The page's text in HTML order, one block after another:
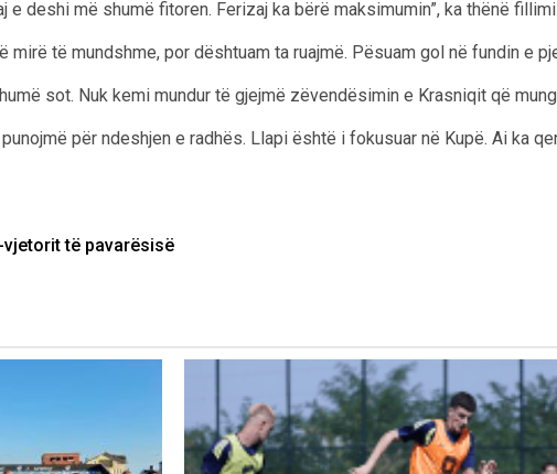
e deshi më shumë fitoren. Ferizaj ka bërë maksimumin”, ka thënë
mirë të mundshme, por dështuam ta ruajmë. Pësuam gol në fundin e
sot. Nuk kemi mundur të gjejmë zëvendësimin e Krasniqit që
për ndeshjen e radhës. Llapi është i fokusuar në Kupë. Ai ka
të pavarësisë